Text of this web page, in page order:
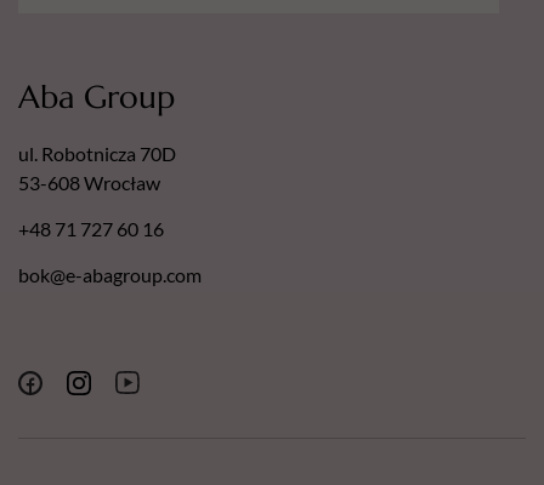
Aba Group
ul. Robotnicza 70D
53-608 Wrocław
+48 71 727 60 16
bok@e-abagroup.com